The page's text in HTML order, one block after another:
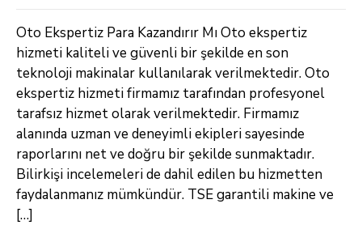
Oto Ekspertiz Para Kazandırır Mı Oto ekspertiz
hizmeti kaliteli ve güvenli bir şekilde en son
teknoloji makinalar kullanılarak verilmektedir. Oto
ekspertiz hizmeti firmamız tarafından profesyonel
tarafsız hizmet olarak verilmektedir. Firmamız
alanında uzman ve deneyimli ekipleri sayesinde
raporlarını net ve doğru bir şekilde sunmaktadır.
Bilirkişi incelemeleri de dahil edilen bu hizmetten
faydalanmanız mümkündür. TSE garantili makine ve
[…]